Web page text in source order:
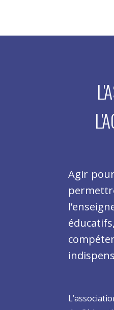
Agir